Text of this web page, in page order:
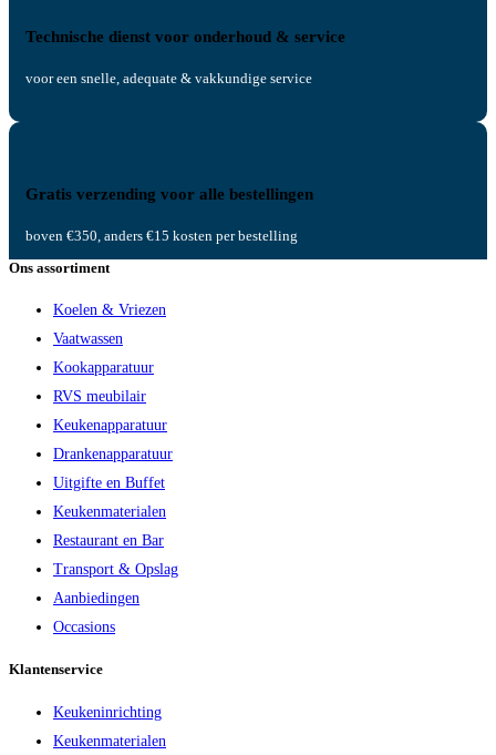
Technische dienst voor onderhoud & service
voor een snelle, adequate & vakkundige service
Gratis verzending voor alle bestellingen
boven €350, anders €15 kosten per bestelling
Ons assortiment
Koelen & Vriezen
Vaatwassen
Kookapparatuur
RVS meubilair
Keukenapparatuur
Drankenapparatuur
Uitgifte en Buffet
Keukenmaterialen
Restaurant en Bar
Transport & Opslag
Aanbiedingen
Occasions
Klantenservice
Keukeninrichting
Keukenmaterialen